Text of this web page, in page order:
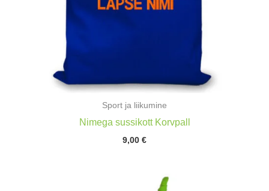
Sport ja liikumine
Nimega sussikott Korvpall
9,00 €